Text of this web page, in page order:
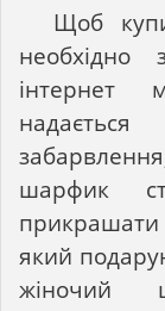
Щоб
необхідно
інтернет
шарфик
прикрашати
який
жіночий